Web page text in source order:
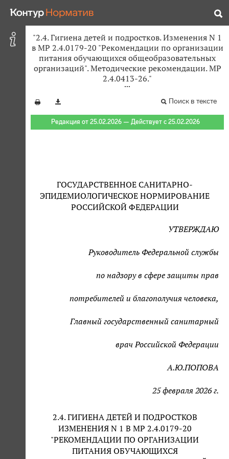
"2.4. Гигиена детей и подростков. Изменения N 1
в МР 2.4.0179-20 "Рекомендации по организации
питания обучающихся общеобразовательных
организаций". Методические рекомендации. МР
2.4.0413-26."
Поиск в тексте
Редакция от 25.02.2026 — Действует с 25.02.2026
ГОСУДАРСТВЕННОЕ САНИТАРНО-
ЭПИДЕМИОЛОГИЧЕСКОЕ НОРМИРОВАНИЕ
РОССИЙСКОЙ ФЕДЕРАЦИИ
УТВЕРЖДАЮ
Руководитель Федеральной службы
по надзору в сфере защиты прав
потребителей и благополучия человека,
Главный государственный санитарный
врач Российской Федерации
А.Ю.ПОПОВА
25 февраля 2026 г.
2.4. ГИГИЕНА ДЕТЕЙ И ПОДРОСТКОВ
ИЗМЕНЕНИЯ N 1 В МР 2.4.0179-20
"РЕКОМЕНДАЦИИ ПО ОРГАНИЗАЦИИ
ПИТАНИЯ ОБУЧАЮЩИХСЯ